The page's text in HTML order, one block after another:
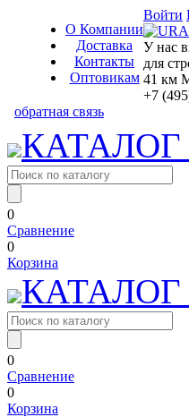
О Компании
Доставка
Контакты
Оптовикам
Войти
У нас
для
41 км
+7
обратная связь
0
Сравнение
0
Корзина
0
Сравнение
0
Корзина